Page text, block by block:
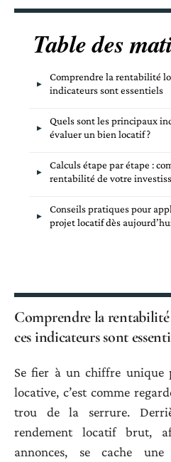
Table des
Comprendre la rentabilité
indicateurs sont essentiels
Quels sont les principaux
évaluer un bien locatif ?
Calculs étape par étape :
rentabilité de votre
Conseils pratiques pour
projet locatif dès
Comprendre la
ces indicateurs sont
Se fier à un chiffre
locative, c’est comme
trou de la serrure.
rendement locatif brut,
annonces, se cache